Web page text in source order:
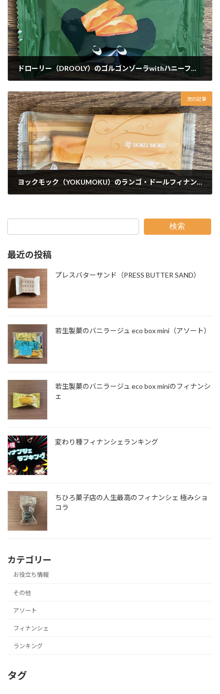
ドローリー（DROOLY）のゴルゴンゾーラwithハニーフィナンシェ
次の記事
ヨックモック（YOKUMOKU）のランゴ・ドールフィナンシェナチュール
検索
最近の投稿
プレスバターサンド（PRESS BUTTER SAND）
若生製菓のバニラージュ eco box mini（アソート）
若生製菓のバニラージュ eco box miniのフィナンシ
ェ
変わり種フィナンシェランキング
ちひろ菓子店の人生最高のフィナンシェ 極みショ
コラ
カテゴリー
お役立ち情報
その他
アソート
フィナンシェ
ランキング
タグ